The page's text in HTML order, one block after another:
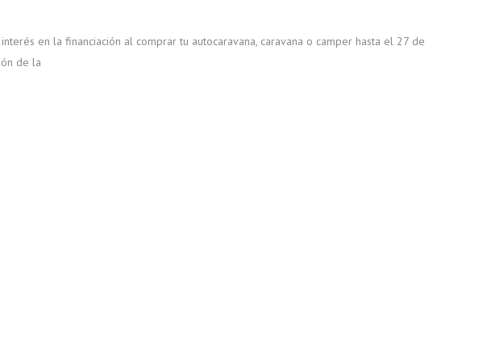
en la financiación al comprar tu autocaravana, caravana o camper hasta el 27 de
de la